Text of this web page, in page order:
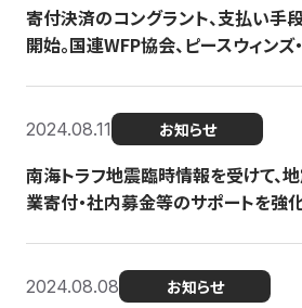
寄付決済のコングラント、支払い手
開始。国連WFP協会、ピースウィンズ
2024.08.11 お知らせ
南海トラフ地震臨時情報を受けて、
業寄付・社内募金等のサポートを強
2024.08.08 お知らせ